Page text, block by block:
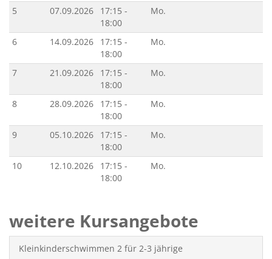
5 07.09.2026
17:15 -
18:00
Mo.
6 14.09.2026
17:15 -
18:00
Mo.
7 21.09.2026
17:15 -
18:00
Mo.
8 28.09.2026
17:15 -
18:00
Mo.
9 05.10.2026
17:15 -
18:00
Mo.
10 12.10.2026
17:15 -
18:00
Mo.
weitere Kursangebote
Kleinkinderschwimmen 2 für 2-3 jährige